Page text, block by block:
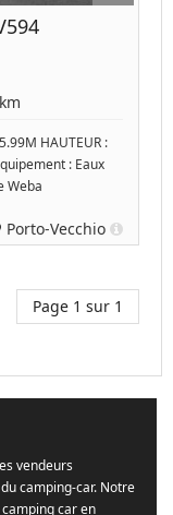
HAUTEUR :
: Eaux
Weba
Porto-Vecchio
Page 1 sur 1
vendeurs
camping-car. Notre
car en